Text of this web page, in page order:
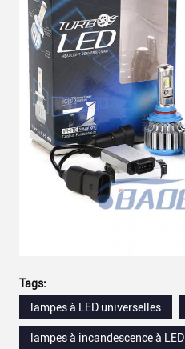
Tags:
lampes à LED universelles
lampes à incandescence à LED